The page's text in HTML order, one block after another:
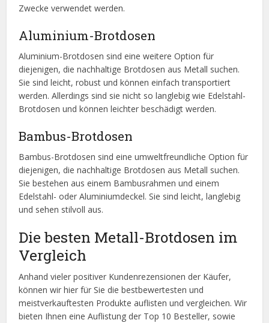
Zwecke verwendet werden.
Aluminium-Brotdosen
Aluminium-Brotdosen sind eine weitere Option für
diejenigen, die nachhaltige Brotdosen aus Metall suchen.
Sie sind leicht, robust und können einfach transportiert
werden. Allerdings sind sie nicht so langlebig wie Edelstahl-
Brotdosen und können leichter beschädigt werden.
Bambus-Brotdosen
Bambus-Brotdosen sind eine umweltfreundliche Option für
diejenigen, die nachhaltige Brotdosen aus Metall suchen.
Sie bestehen aus einem Bambusrahmen und einem
Edelstahl- oder Aluminiumdeckel. Sie sind leicht, langlebig
und sehen stilvoll aus.
Die besten Metall-Brotdosen im
Vergleich
Anhand vieler positiver Kundenrezensionen der Käufer,
können wir hier für Sie die bestbewertesten und
meistverkauftesten Produkte auflisten und vergleichen. Wir
bieten Ihnen eine Auflistung der Top 10 Besteller, sowie